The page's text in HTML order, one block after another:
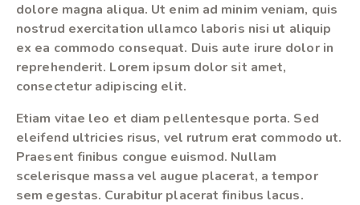
dolore magna aliqua. Ut enim ad minim veniam, quis
nostrud exercitation ullamco laboris nisi ut aliquip
ex ea commodo consequat. Duis aute irure dolor in
reprehenderit. Lorem ipsum dolor sit amet,
consectetur adipiscing elit.
Etiam vitae leo et diam pellentesque porta. Sed
eleifend ultricies risus, vel rutrum erat commodo ut.
Praesent finibus congue euismod. Nullam
scelerisque massa vel augue placerat, a tempor
sem egestas. Curabitur placerat finibus lacus.